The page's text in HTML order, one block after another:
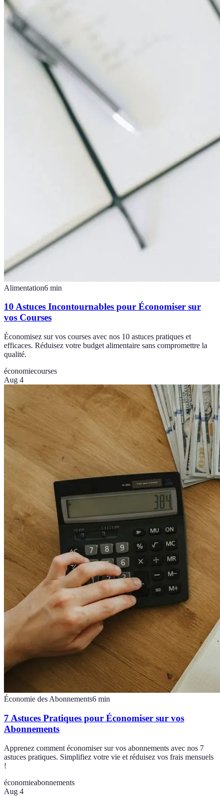
Alimentation6 min
10 Astuces Incontournables pour Économiser sur
vos Courses
Économisez sur vos courses avec nos 10 astuces pratiques et
efficaces. Réduisez votre budget alimentaire sans compromettre la
qualité.
économiecourses
Aug 4
Économie des Abonnements6 min
7 Astuces Pratiques pour Économiser sur vos
Abonnements
Apprenez comment économiser sur vos abonnements avec nos 7
astuces pratiques. Simplifiez votre vie et réduisez vos frais mensuels
!
économieabonnements
Aug 4